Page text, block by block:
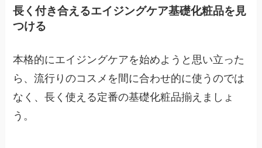
長く付き合えるエイジングケア基礎化粧品を見
つける
本格的にエイジングケアを始めようと思い立った
ら、流行りのコスメを間に合わせ的に使うのでは
なく、長く使える定番の基礎化粧品揃えましょ
う。